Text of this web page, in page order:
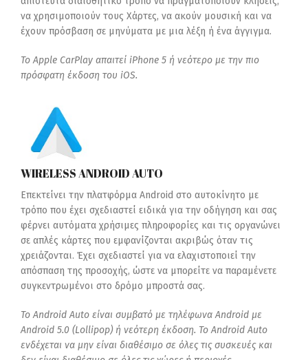
να χρησιμοποιούν τους Χάρτες, να ακούν μουσική και να
έχουν πρόσβαση σε μηνύματα με μια λέξη ή ένα άγγιγμα.
Το Apple CarPlay απαιτεί iPhone 5 ή νεότερο με την πιο
πρόσφατη έκδοση του iOS.
WIRELESS ANDROID AUTO
Επεκτείνει την πλατφόρμα Android στο αυτοκίνητο με
τρόπο που έχει σχεδιαστεί ειδικά για την οδήγηση και σας
φέρνει αυτόματα χρήσιμες πληροφορίες και τις οργανώνει
σε απλές κάρτες που εμφανίζονται ακριβώς όταν τις
χρειάζονται. Έχει σχεδιαστεί για να ελαχιστοποιεί την
απόσπαση της προσοχής, ώστε να μπορείτε να παραμένετε
συγκεντρωμένοι στο δρόμο μπροστά σας.
Το Android Auto είναι συμβατό με τηλέφωνα Android με
Android 5.0 (Lollipop) ή νεότερη έκδοση. Το Android Auto
ενδέχεται να μην είναι διαθέσιμο σε όλες τις συσκευές και